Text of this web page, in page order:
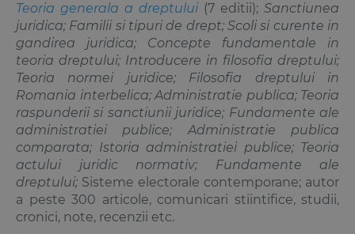
Teoria generala a dreptului (7 editii); Sanctiunea
juridica; Familii si tipuri de drept; Scoli si curente in
gandirea juridica; Concepte fundamentale in
teoria dreptului; Introducere in filosofia dreptului;
Teoria normei juridice; Filosofia dreptului in
Romania interbelica; Administratie publica; Teoria
raspunderii si sanctiunii juridice; Fundamente ale
administratiei publice; Administratie publica
comparata; Istoria administratiei publice; Teoria
actului juridic normativ; Fundamente ale
dreptului; Sisteme electorale contemporane; autor
a peste 300 articole, comunicari stiintifice, studii,
cronici, note, recenzii etc.